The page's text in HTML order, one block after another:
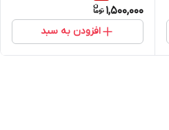
1,500,000
افزودن به سبد